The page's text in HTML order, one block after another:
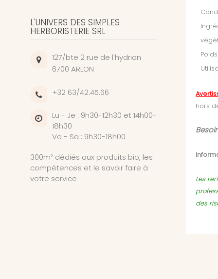
hors
Les
des
L'UNIVERS DES SIMPLES
HERBORISTERIE SRL
127/bte 2 rue de l'hydrion
6700 ARLON
+32 63/42.45.66
Lu - Je : 9h30-12h30 et 14h00-
18h30
Ve - Sa : 9h30-18h00
300m² dédiés aux produits bio, les
compétences et le savoir faire à
votre service